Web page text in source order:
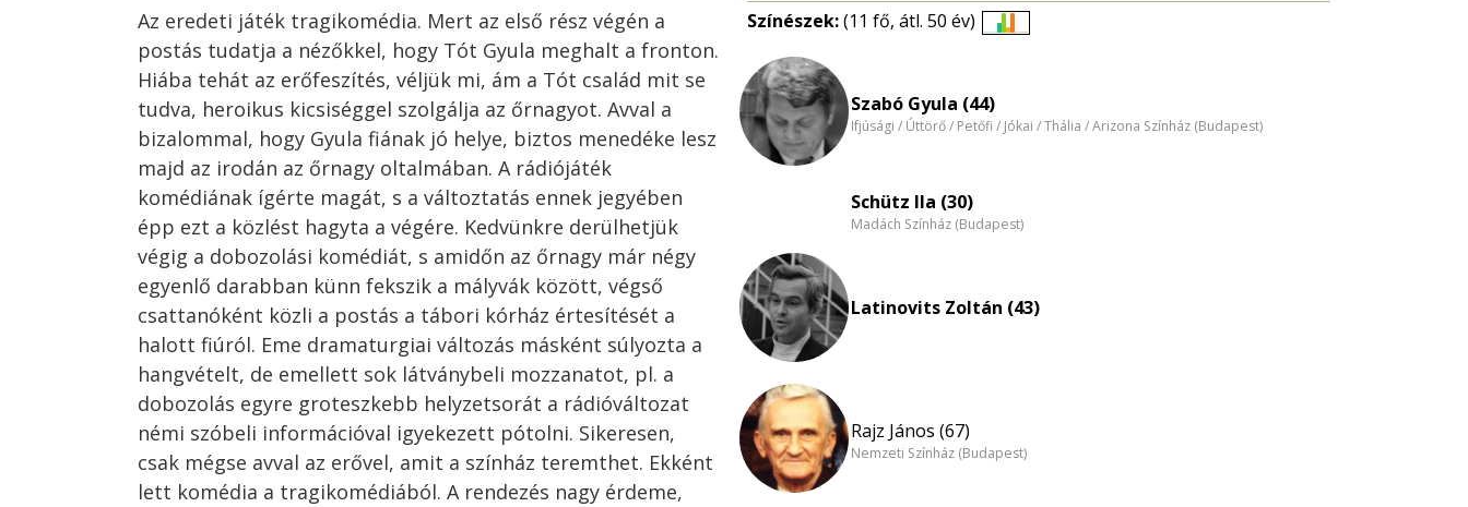
Az eredeti játék tragikomédia. Mert az első rész végén a
postás tudatja a nézőkkel, hogy Tót Gyula meghalt a fronton.
Hiába tehát az erőfeszítés, véljük mi, ám a Tót család mit se
tudva, heroikus kicsiséggel szolgálja az őrnagyot. Avval a
bizalommal, hogy Gyula fiának jó helye, biztos menedéke lesz
majd az irodán az őrnagy oltalmában. A rádiójáték
komédiának ígérte magát, s a változtatás ennek jegyében
épp ezt a közlést hagyta a végére. Kedvünkre derülhetjük
végig a dobozolási komédiát, s amidőn az őrnagy már négy
egyenlő darabban künn fekszik a mályvák között, végső
csattanóként közli a postás a tábori kórház értesítését a
halott fiúról. Eme dramaturgiai változás másként súlyozta a
hangvételt, de emellett sok látványbeli mozzanatot, pl. a
dobozolás egyre groteszkebb helyzetsorát a rádióváltozat
némi szóbeli információval igyekezett pótolni. Sikeresen,
csak mégse avval az erővel, amit a színház teremthet. Ekként
lett komédia a tragikomédiából. A rendezés nagy érdeme,
Színészek:(11 fő, átl. 50 év)
Szabó Gyula (44)
Ifjúsági / Úttörő / Petőfi / Jókai / Thália / Arizona Színház (Budapest)
Schütz Ila (30)
Madách Színház (Budapest)
Latinovits Zoltán (43)
Rajz János (67)
Nemzeti Színház (Budapest)